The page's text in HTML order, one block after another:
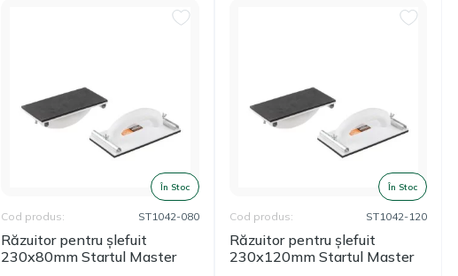
În Stoc
Răzuitor pentru șlefuit
230х80mm Startul Master
Cod produs: ST1042-080
În Stoc
Răzuitor pentru șlefuit
230х120mm Startul Master
Cod produs: ST1042-120